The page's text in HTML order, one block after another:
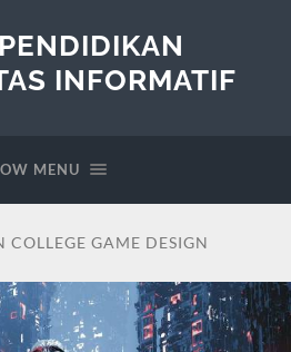
INFORMATIF
MENU
COLLEGE GAME DESIGN